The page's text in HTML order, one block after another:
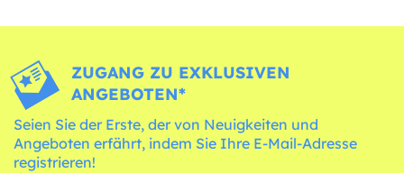
ZUGANG ZU EXKLUSIVEN
ANGEBOTEN*
Seien Sie der Erste, der von Neuigkeiten und
Angeboten erfährt, indem Sie Ihre E-Mail-Adresse
registrieren!